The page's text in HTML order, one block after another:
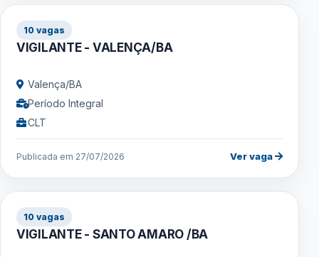
10 vagas
VIGILANTE - VALENÇA/BA
Valença/BA
Período Integral
CLT
Publicada em 27/07/2026 Ver vaga
10 vagas
VIGILANTE - SANTO AMARO /BA